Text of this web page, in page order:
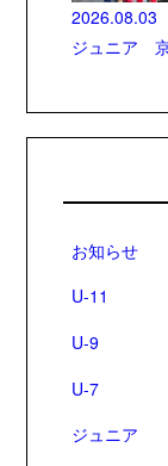
2026.08.03
ジュニア
お知らせ
U-11
U-9
U-7
ジュニア